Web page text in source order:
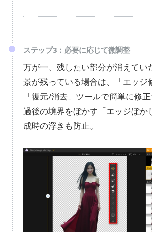
ステップ3：必要に応じて微調整
万が一、残したい部分が消えてい
景が残っている場合は、「エッジ
「復元/消去」ツールで簡単に修
過後の境界をぼかす「エッジぼか
成時の浮きも防止。